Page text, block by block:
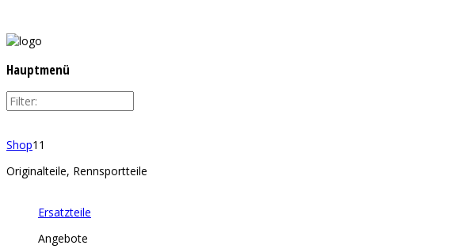
Hauptmenü
Shop11
Originalteile, Rennsportteile
Ersatzteile
Angebote